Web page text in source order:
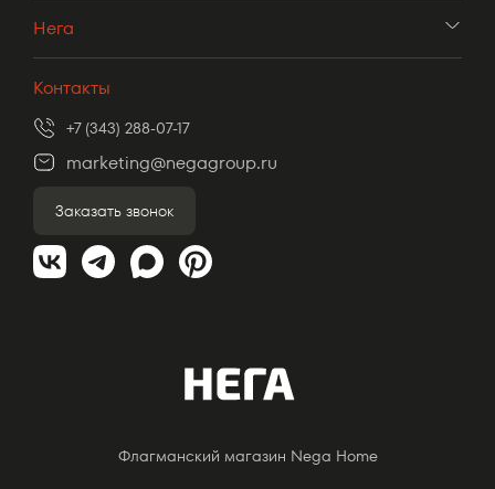
Нега
Контакты
+7 (343) 288-07-17
marketing@negagroup.ru
Заказать звонок
Флагманский магазин Nega Home